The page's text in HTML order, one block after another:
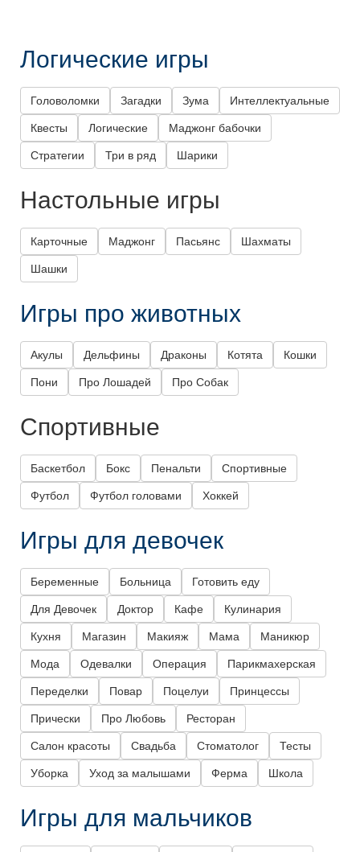
Логические игры
Головоломки Загадки Зума Интеллектуальные
Квесты Логические Маджонг бабочки
Стратегии Три в ряд Шарики
Настольные игры
Карточные Маджонг Пасьянс Шахматы
Шашки
Игры про животных
Акулы Дельфины Драконы Котята Кошки
Пони Про Лошадей Про Собак
Спортивные
Баскетбол Бокс Пенальти Спортивные
Футбол Футбол головами Хоккей
Игры для девочек
Беременные Больница Готовить еду
Для Девочек Доктор Кафе Кулинария
Кухня Магазин Макияж Мама Маникюр
Мода Одевалки Операция Парикмахерская
Переделки Повар Поцелуи Принцессы
Прически Про Любовь Ресторан
Салон красоты Свадьба Стоматолог Тесты
Уборка Уход за малышами Ферма Школа
Игры для мальчиков